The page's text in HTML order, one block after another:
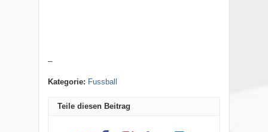
–
Kategorie: Fussball
Teile diesen Beitrag